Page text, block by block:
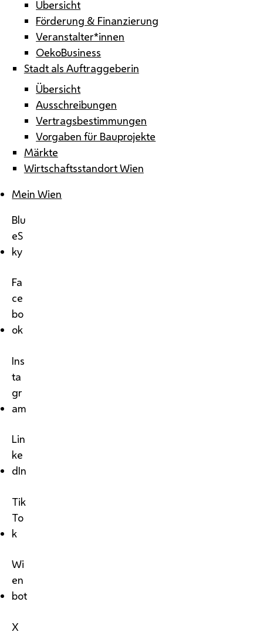
Übersicht
Förderung & Finanzierung
Veranstalter*innen
OekoBusiness
Stadt als Auftraggeberin
Übersicht
Ausschreibungen
Vertragsbestimmungen
Vorgaben für Bauprojekte
Märkte
Wirtschaftsstandort Wien
Mein Wien
Blu
eS
ky
Fa
ce
bo
ok
Ins
ta
gr
am
Lin
ke
dIn
Tik
To
k
Wi
en
bot
X